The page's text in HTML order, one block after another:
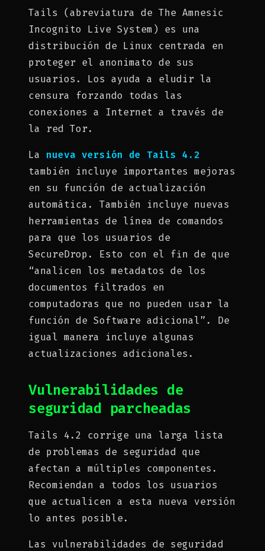
Tails (abreviatura de The Amnesic
Incognito Live System) es una
distribución de Linux centrada en
proteger el anonimato de sus
usuarios. Los ayuda a eludir la
censura forzando todas las
conexiones a Internet a través de
la red Tor.
La nueva versión de Tails 4.2
también incluye importantes mejoras
en su función de actualización
automática. También incluye nuevas
herramientas de línea de comandos
para que los usuarios de
SecureDrop. Esto con el fin de que
“analicen los metadatos de los
documentos filtrados en
computadoras que no pueden usar la
función de Software adicional”. De
igual manera incluye algunas
actualizaciones adicionales.
Vulnerabilidades de
seguridad parcheadas
Tails 4.2 corrige una larga lista
de problemas de seguridad que
afectan a múltiples componentes.
Recomiendan a todos los usuarios
que actualicen a esta nueva versión
lo antes posible.
Las vulnerabilidades de seguridad